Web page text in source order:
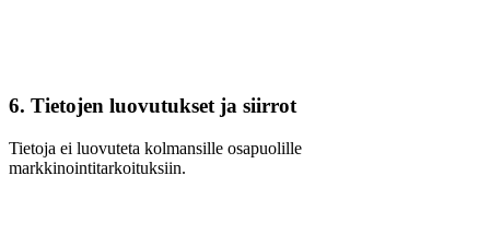
6. Tietojen luovutukset ja siirrot
Tietoja ei luovuteta kolmansille osapuolille
markkinointitarkoituksiin.